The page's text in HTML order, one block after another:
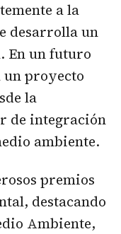
a la
desarrolla un
En un futuro
proyecto
la
de integración
ambiente.
premios
destacando
Ambiente,